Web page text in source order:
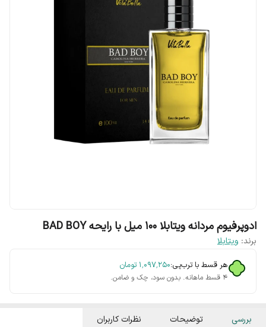
ادوپرفیوم مردانه ویتابلا ۱۰۰ میل با رایحه BAD BOY
برند: ویتابلا
هر قسط با ترب‌پی:۱٬۰۹۷٬۲۵۰ تومان
۴ قسط ماهانه. بدون سود، چک و ضامن.
بررسی توضیحات نظرات کاربران